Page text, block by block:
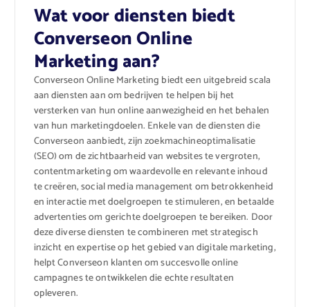
Wat voor diensten biedt
Converseon Online
Marketing aan?
Converseon Online Marketing biedt een uitgebreid scala
aan diensten aan om bedrijven te helpen bij het
versterken van hun online aanwezigheid en het behalen
van hun marketingdoelen. Enkele van de diensten die
Converseon aanbiedt, zijn zoekmachineoptimalisatie
(SEO) om de zichtbaarheid van websites te vergroten,
contentmarketing om waardevolle en relevante inhoud
te creëren, social media management om betrokkenheid
en interactie met doelgroepen te stimuleren, en betaalde
advertenties om gerichte doelgroepen te bereiken. Door
deze diverse diensten te combineren met strategisch
inzicht en expertise op het gebied van digitale marketing,
helpt Converseon klanten om succesvolle online
campagnes te ontwikkelen die echte resultaten
opleveren.